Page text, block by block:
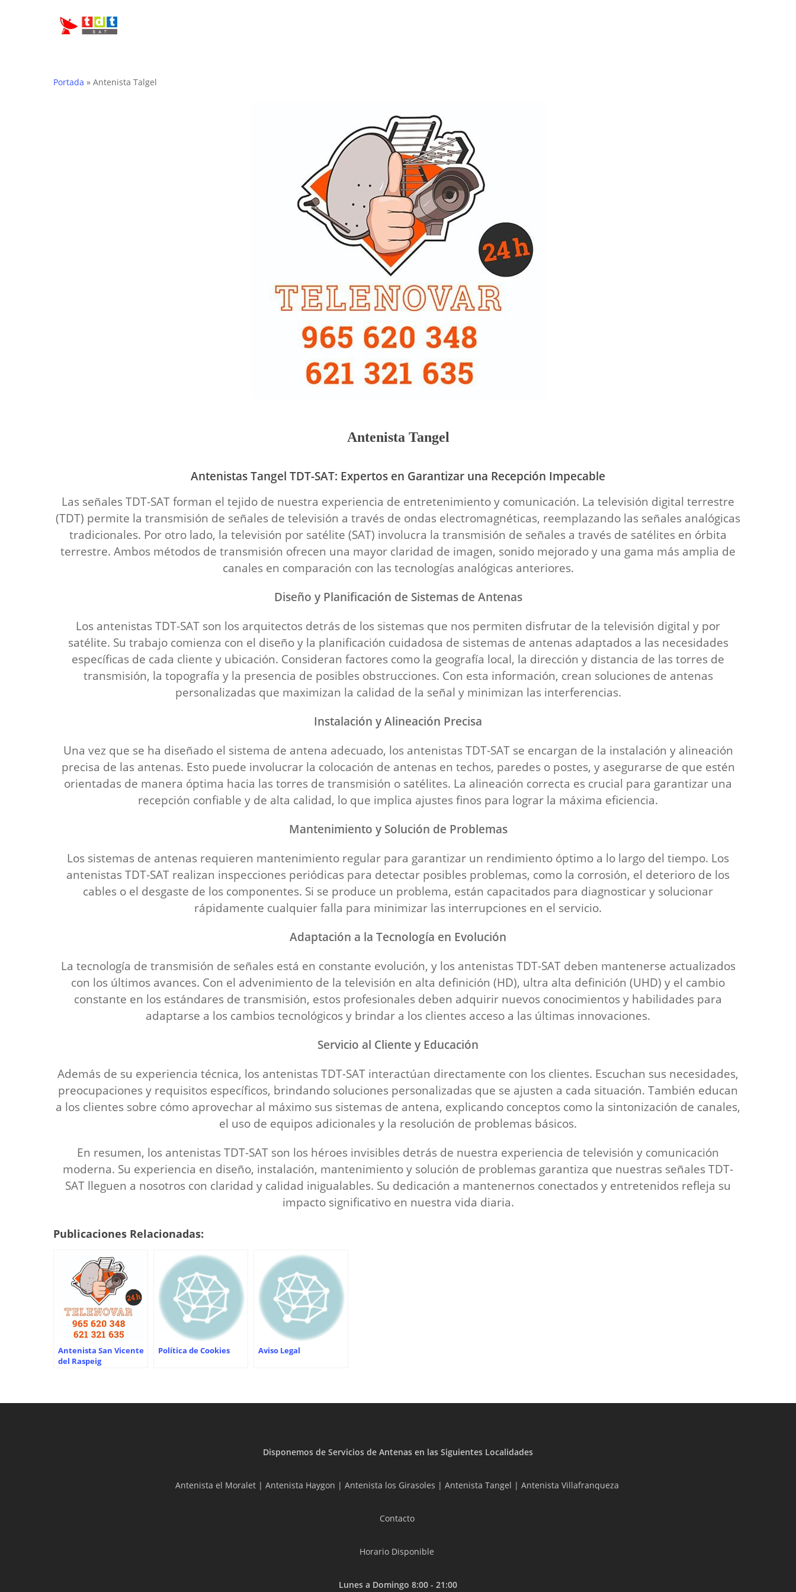
Portada » Antenista Talgel
Antenista Tangel
Antenistas Tangel TDT-SAT: Expertos en Garantizar una Recepción Impecable
Las señales TDT-SAT forman el tejido de nuestra experiencia de entretenimiento y comunicación. La televisión digital terrestre
(TDT) permite la transmisión de señales de televisión a través de ondas electromagnéticas, reemplazando las señales analógicas
tradicionales. Por otro lado, la televisión por satélite (SAT) involucra la transmisión de señales a través de satélites en órbita
terrestre. Ambos métodos de transmisión ofrecen una mayor claridad de imagen, sonido mejorado y una gama más amplia de
canales en comparación con las tecnologías analógicas anteriores.
Diseño y Planificación de Sistemas de Antenas
Los antenistas TDT-SAT son los arquitectos detrás de los sistemas que nos permiten disfrutar de la televisión digital y por
satélite. Su trabajo comienza con el diseño y la planificación cuidadosa de sistemas de antenas adaptados a las necesidades
específicas de cada cliente y ubicación. Consideran factores como la geografía local, la dirección y distancia de las torres de
transmisión, la topografía y la presencia de posibles obstrucciones. Con esta información, crean soluciones de antenas
personalizadas que maximizan la calidad de la señal y minimizan las interferencias.
Instalación y Alineación Precisa
Una vez que se ha diseñado el sistema de antena adecuado, los antenistas TDT-SAT se encargan de la instalación y alineación
precisa de las antenas. Esto puede involucrar la colocación de antenas en techos, paredes o postes, y asegurarse de que estén
orientadas de manera óptima hacia las torres de transmisión o satélites. La alineación correcta es crucial para garantizar una
recepción confiable y de alta calidad, lo que implica ajustes finos para lograr la máxima eficiencia.
Mantenimiento y Solución de Problemas
Los sistemas de antenas requieren mantenimiento regular para garantizar un rendimiento óptimo a lo largo del tiempo. Los
antenistas TDT-SAT realizan inspecciones periódicas para detectar posibles problemas, como la corrosión, el deterioro de los
cables o el desgaste de los componentes. Si se produce un problema, están capacitados para diagnosticar y solucionar
rápidamente cualquier falla para minimizar las interrupciones en el servicio.
Adaptación a la Tecnología en Evolución
La tecnología de transmisión de señales está en constante evolución, y los antenistas TDT-SAT deben mantenerse actualizados
con los últimos avances. Con el advenimiento de la televisión en alta definición (HD), ultra alta definición (UHD) y el cambio
constante en los estándares de transmisión, estos profesionales deben adquirir nuevos conocimientos y habilidades para
adaptarse a los cambios tecnológicos y brindar a los clientes acceso a las últimas innovaciones.
Servicio al Cliente y Educación
Además de su experiencia técnica, los antenistas TDT-SAT interactúan directamente con los clientes. Escuchan sus necesidades,
preocupaciones y requisitos específicos, brindando soluciones personalizadas que se ajusten a cada situación. También educan
a los clientes sobre cómo aprovechar al máximo sus sistemas de antena, explicando conceptos como la sintonización de canales,
el uso de equipos adicionales y la resolución de problemas básicos.
En resumen, los antenistas TDT-SAT son los héroes invisibles detrás de nuestra experiencia de televisión y comunicación
moderna. Su experiencia en diseño, instalación, mantenimiento y solución de problemas garantiza que nuestras señales TDT-
SAT lleguen a nosotros con claridad y calidad inigualables. Su dedicación a mantenernos conectados y entretenidos refleja su
impacto significativo en nuestra vida diaria.
Publicaciones Relacionadas:
Antenista San Vicente
del Raspeig
Política de Cookies Aviso Legal
Disponemos de Servicios de Antenas en las Siguientes Localidades
Antenista el Moralet| Antenista Haygon | Antenista los Girasoles | Antenista Tangel | Antenista Villafranqueza
Contacto
Horario Disponible
Lunes a Domingo 8:00 - 21:00